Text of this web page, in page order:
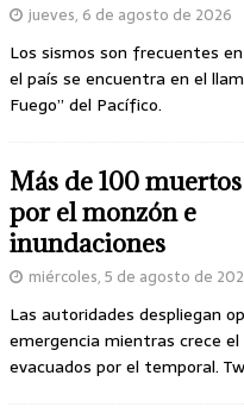
jueves, 6 de agosto de 2026
Los sismos son frecuentes
el país se encuentra en el
Fuego” del Pacífico.
Más de 100
por el monzón e
inundaciones
miércoles, 5 de agosto de
Las autoridades despliegan
emergencia mientras crece
evacuados por el temporal.